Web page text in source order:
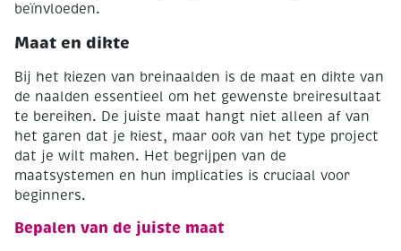
beïnvloeden.
Maat en dikte
Bij het kiezen van breinaalden is de maat en dikte van
de naalden essentieel om het gewenste breiresultaat
te bereiken. De juiste maat hangt niet alleen af van
het garen dat je kiest, maar ook van het type project
dat je wilt maken. Het begrijpen van de
maatsystemen en hun implicaties is cruciaal voor
beginners.
Bepalen van de juiste maat